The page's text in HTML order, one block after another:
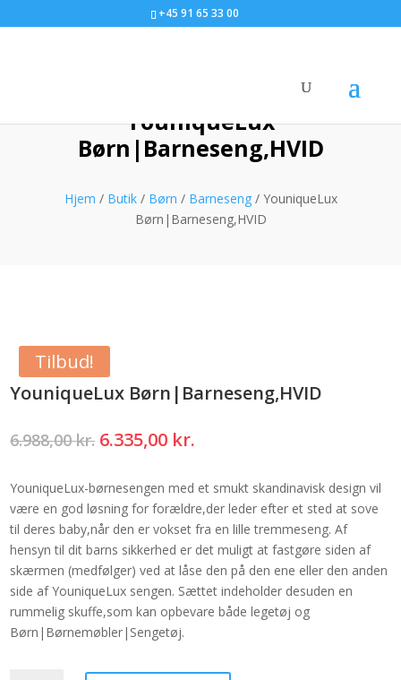
+45 91 65 33 00
YouniqueLux
Børn|Barneseng,HVID
Hjem / Butik/ Børn / Barneseng/ YouniqueLux
Børn|Barneseng,HVID
Tilbud!
YouniqueLux Børn|Barneseng,HVID
6.988,00kr. Den
pris
var:
6.988,00 kr..
6.335,00 kr.
pris
er:
6.335,00 kr..
YouniqueLux-børnesengen med et smukt skandinavisk design vil
være en god løsning for forældre,der leder efter et sted at sove
til deres baby,når den er vokset fra en lille tremmeseng. Af
hensyn til dit barns sikkerhed er det muligt at fastgøre siden af
skærmen (medfølger) ved at låse den på den ene eller den anden
side af YouniqueLux sengen. Sættet indeholder desuden en
rummelig skuffe,som kan opbevare både legetøj og
Børn|Børnemøbler|Sengetøj.